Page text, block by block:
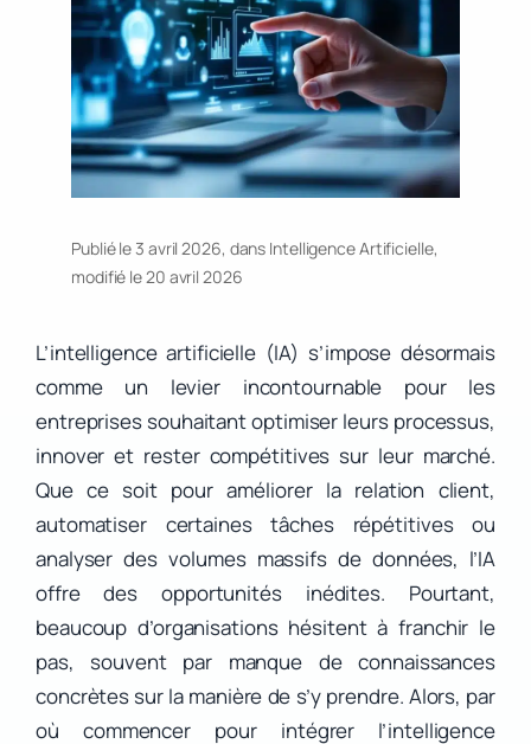
Publié le 3 avril 2026, dans Intelligence Artificielle,
modifié le 20 avril 2026
L’intelligence artificielle (IA) s’impose désormais
comme un levier incontournable pour les
entreprises souhaitant optimiser leurs processus,
innover et rester compétitives sur leur marché.
Que ce soit pour améliorer la relation client,
automatiser certaines tâches répétitives ou
analyser des volumes massifs de données, l’IA
offre des opportunités inédites. Pourtant,
beaucoup d’organisations hésitent à franchir le
pas, souvent par manque de connaissances
concrètes sur la manière de s’y prendre. Alors, par
où commencer pour intégrer l’intelligence